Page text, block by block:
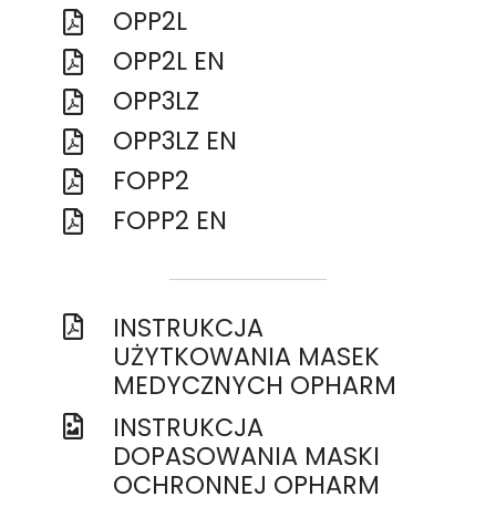
OPP2L
OPP2L EN
OPP3LZ
OPP3LZ EN
FOPP2
FOPP2 EN
INSTRUKCJA
UŻYTKOWANIA MASEK
MEDYCZNYCH OPHARM
INSTRUKCJA
DOPASOWANIA MASKI
OCHRONNEJ OPHARM